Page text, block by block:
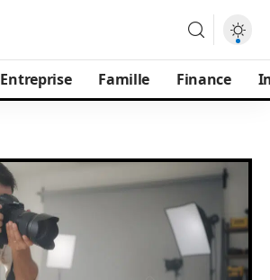
Entreprise Famille Finance